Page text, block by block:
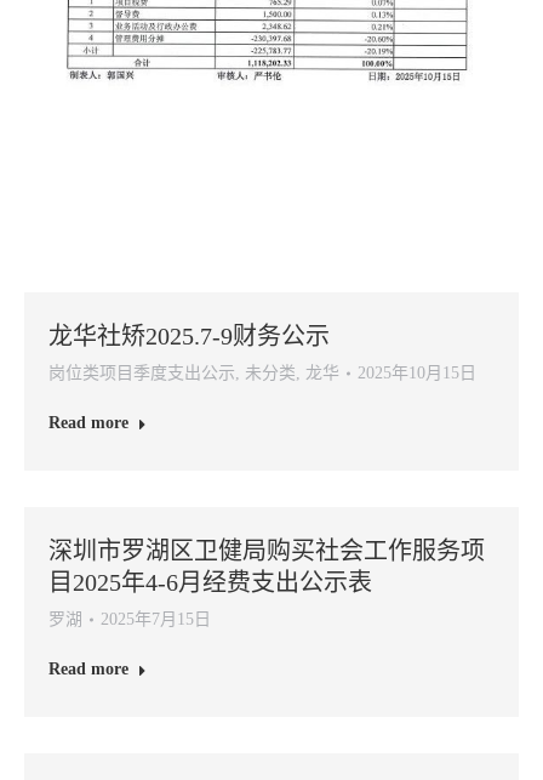
龙华社矫2025.7-9财务公示
岗位类项目季度支出公示, 未分类, 龙华 2025年10月15日
Read more
深圳市罗湖区卫健局购买社会工作服务项
目2025年4-6月经费支出公示表
罗湖 2025年7月15日
Read more